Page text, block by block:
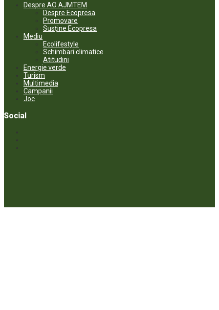
Despre AO AJMTEM
Despre Ecopresa
Promovare
Susține Ecopresa
Mediu
Ecolifestyle
Schimbari climatice
Atitudini
Energie verde
Turism
Multimedia
Campanii
Joc
Social